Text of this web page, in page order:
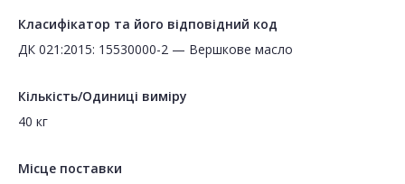
Класифікатор та його відповідний код
ДК 021:2015: 15530000-2 — Вершкове масло
Кількість/Одиниці виміру
40 кг
Місце поставки